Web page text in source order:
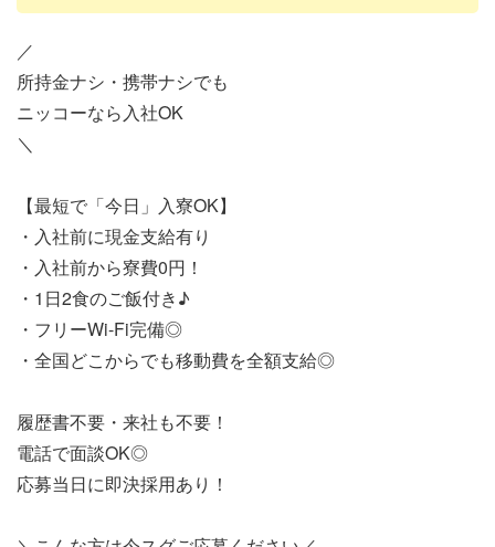
／
所持金ナシ・携帯ナシでも
ニッコーなら入社OK
＼
【最短で「今日」入寮OK】
・入社前に現金支給有り
・入社前から寮費0円！
・1日2食のご飯付き♪
・フリーWi-Fi完備◎
・全国どこからでも移動費を全額支給◎
履歴書不要・来社も不要！
電話で面談OK◎
応募当日に即決採用あり！